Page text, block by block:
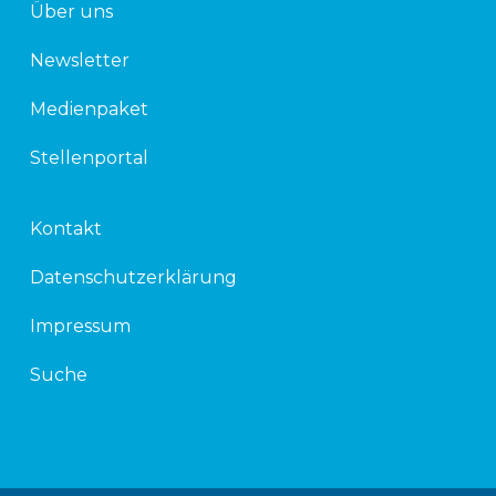
Über uns
Newsletter
Medienpaket
Stellenportal
Kontakt
Datenschutzerklärung
Impressum
Suche